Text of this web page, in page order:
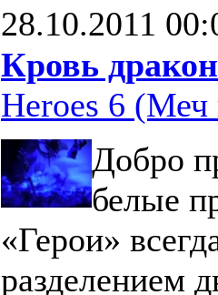
28.10.2011
Кровь
Heroes 6 (Меч
Добро
белые
«Герои»
разделением